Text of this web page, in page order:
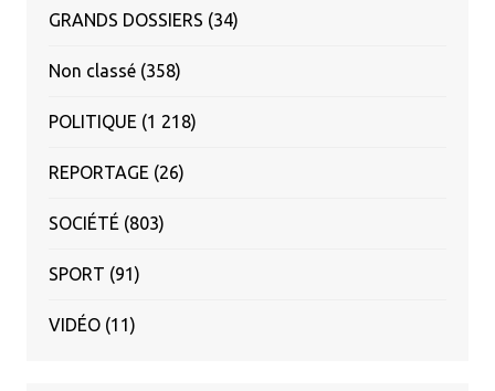
GRANDS DOSSIERS (34)
Non classé(358)
POLITIQUE (1 218)
REPORTAGE (26)
SOCIÉTÉ (803)
SPORT (91)
VIDÉO(11)